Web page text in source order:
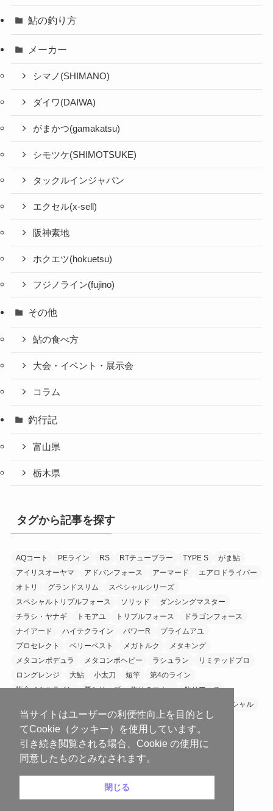
鮎の釣り方
メーカー
シマノ(SHIMANO)
ダイワ(DAIWA)
がまかつ(gamakatsu)
シモツケ(SHIMOTSUKE)
タックルインジャパン
エクセル(x-sell)
阪神素地
ホクエツ(hokuetsu)
フジノライン(fujino)
その他
鮎の食べ方
大会・イベント・展示会
コラム
釣行記
富山県
栃木県
タグから記事を探す
AQコート PEライン RS RTチューブラー TYPE S
がま鮎
アイリスオーヤマ
アドバンフォース アーマード
エアロドライバー
オトリ
グランドスリム
スペシャルシリーズ
スペシャルトリプルフォース
ソリッド
ダンシングマスター
チラシ・ヤナギ
トモアユ トリプルフォース
ドラゴンフォース
ナイアード
ハイテクライン パワーR
プライムアユ
プロセレクト
ベリーベスト メガトルク
メタキング
メタコンポデュラ
メタコンポヘビー ラシュラン
リミテッドプロ
ロングレンジ
大鮎 小太刀 短竿
第4のライン
複合メタルライン
要シリーズ 釣りのマナー
釣りフェス
銀影競技スペシャル
にほんブログ村
当サイトはユーザーの利便性向上を目的とし
てCookie（クッキー）を使用しています。
引き続き閲覧される場合、Cookie の使用に
同意したものとみなされます。
閉じる